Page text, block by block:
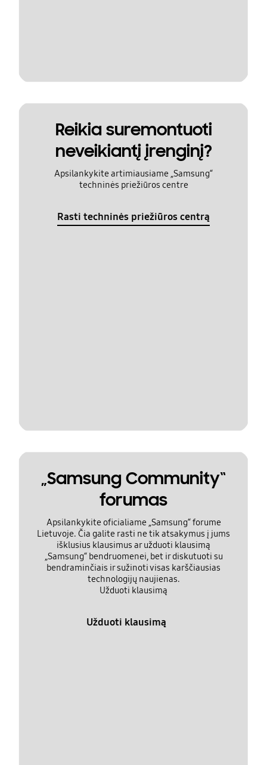
Reikia suremontuoti
neveikiantį įrenginį?
Apsilankykite artimiausiame „Samsung“
techninės priežiūros centre
Rasti techninės priežiūros centrą
„Samsung Community“
forumas
Apsilankykite oficialiame „Samsung“ forume
Lietuvoje. Čia galite rasti ne tik atsakymus į jums
išklusius klausimus ar užduoti klausimą
„Samsung“ bendruomenei, bet ir diskutuoti su
bendraminčiais ir sužinoti visas karščiausias
technologijų naujienas.
Užduoti klausimą
Užduoti klausimą